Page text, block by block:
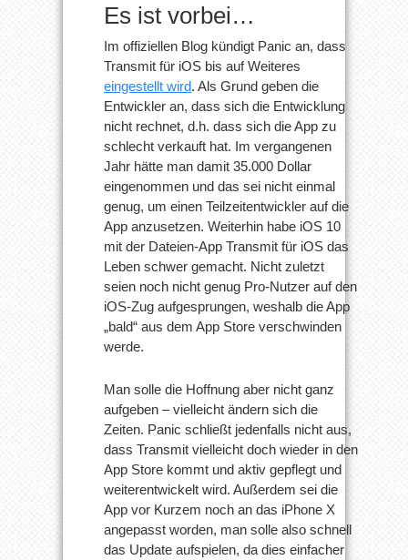
Es ist vorbei…
Im offiziellen Blog kündigt Panic an, dass
Transmit für iOS bis auf Weiteres
eingestellt wird. Als Grund geben die
Entwickler an, dass sich die Entwicklung
nicht rechnet, d.h. dass sich die App zu
schlecht verkauft hat. Im vergangenen
Jahr hätte man damit 35.000 Dollar
eingenommen und das sei nicht einmal
genug, um einen Teilzeitentwickler auf die
App anzusetzen. Weiterhin habe iOS 10
mit der Dateien-App Transmit für iOS das
Leben schwer gemacht. Nicht zuletzt
seien noch nicht genug Pro-Nutzer auf den
iOS-Zug aufgesprungen, weshalb die App
„bald“ aus dem App Store verschwinden
werde.
Man solle die Hoffnung aber nicht ganz
aufgeben – vielleicht ändern sich die
Zeiten. Panic schließt jedenfalls nicht aus,
dass Transmit vielleicht doch wieder in den
App Store kommt und aktiv gepflegt und
weiterentwickelt wird. Außerdem sei die
App vor Kurzem noch an das iPhone X
angepasst worden, man solle also schnell
das Update aufspielen, da dies einfacher